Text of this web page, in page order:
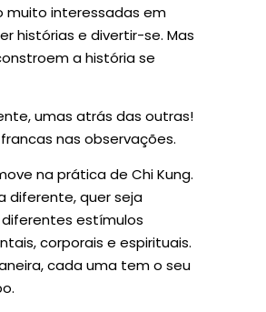
muito interessadas em
histórias e divertir-se. Mas
a história se
umas atrás das outras!
nas observações.
na prática de Chi Kung.
diferente, quer seja
estímulos
corporais e espirituais.
cada uma tem o seu